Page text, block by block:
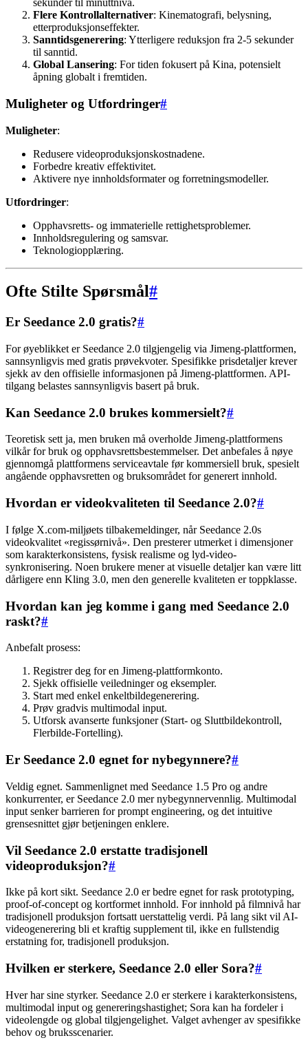
sekunder til minuttnivå.
Flere Kontrollalternativer: Kinematografi, belysning,
etterproduksjonseffekter.
Sanntidsgenerering: Ytterligere reduksjon fra 2-5 sekunder
til sanntid.
Global Lansering: For tiden fokusert på Kina, potensielt
åpning globalt i fremtiden.
Muligheter og Utfordringer#
Muligheter:
Redusere videoproduksjonskostnadene.
Forbedre kreativ effektivitet.
Aktivere nye innholdsformater og forretningsmodeller.
Utfordringer:
Opphavsretts- og immaterielle rettighetsproblemer.
Innholdsregulering og samsvar.
Teknologiopplæring.
Ofte Stilte Spørsmål#
Er Seedance 2.0 gratis?#
For øyeblikket er Seedance 2.0 tilgjengelig via Jimeng-plattformen,
sannsynligvis med gratis prøvekvoter. Spesifikke prisdetaljer krever
sjekk av den offisielle informasjonen på Jimeng-plattformen. API-
tilgang belastes sannsynligvis basert på bruk.
Kan Seedance 2.0 brukes kommersielt?#
Teoretisk sett ja, men bruken må overholde Jimeng-plattformens
vilkår for bruk og opphavsrettsbestemmelser. Det anbefales å nøye
gjennomgå plattformens serviceavtale før kommersiell bruk, spesielt
angående opphavsretten og bruksområdet for generert innhold.
Hvordan er videokvaliteten til Seedance 2.0?#
I følge X.com-miljøets tilbakemeldinger, når Seedance 2.0s
videokvalitet «regissørnivå». Den presterer utmerket i dimensjoner
som karakterkonsistens, fysisk realisme og lyd-video-
synkronisering. Noen brukere mener at visuelle detaljer kan være litt
dårligere enn Kling 3.0, men den generelle kvaliteten er toppklasse.
Hvordan kan jeg komme i gang med Seedance 2.0
raskt?#
Anbefalt prosess:
Registrer deg for en Jimeng-plattformkonto.
Sjekk offisielle veiledninger og eksempler.
Start med enkel enkeltbildegenerering.
Prøv gradvis multimodal input.
Utforsk avanserte funksjoner (Start- og Sluttbildekontroll,
Flerbilde-Fortelling).
Er Seedance 2.0 egnet for nybegynnere?#
Veldig egnet. Sammenlignet med Seedance 1.5 Pro og andre
konkurrenter, er Seedance 2.0 mer nybegynnervennlig. Multimodal
input senker barrieren for prompt engineering, og det intuitive
grensesnittet gjør betjeningen enklere.
Vil Seedance 2.0 erstatte tradisjonell
videoproduksjon?#
Ikke på kort sikt. Seedance 2.0 er bedre egnet for rask prototyping,
proof-of-concept og kortformet innhold. For innhold på filmnivå har
tradisjonell produksjon fortsatt uerstattelig verdi. På lang sikt vil AI-
videogenerering bli et kraftig supplement til, ikke en fullstendig
erstatning for, tradisjonell produksjon.
Hvilken er sterkere, Seedance 2.0 eller Sora?#
Hver har sine styrker. Seedance 2.0 er sterkere i karakterkonsistens,
multimodal input og genereringshastighet; Sora kan ha fordeler i
videolengde og global tilgjengelighet. Valget avhenger av spesifikke
behov og bruksscenarier.